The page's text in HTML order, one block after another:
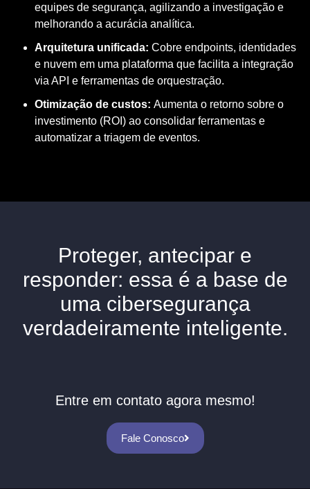
equipes de segurança, agilizando a investigação e
melhorando a acurácia analítica.
Arquitetura unificada: Cobre endpoints, identidades
e nuvem em uma plataforma que facilita a integração
via API e ferramentas de orquestração.
Otimização de custos: Aumenta o retorno sobre o
investimento (ROI) ao consolidar ferramentas e
automatizar a triagem de eventos.
Proteger, antecipar e
responder: essa é a base de
uma cibersegurança
verdadeiramente inteligente.
Entre em contato agora mesmo!
Fale Conosco